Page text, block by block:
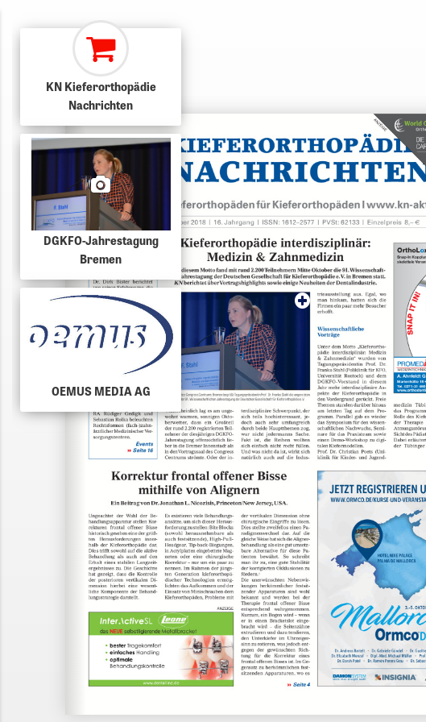
KN Kieferorthopädie
Nachrichten
DGKFO-Jahrestagung
Bremen
OEMUS MEDIA AG